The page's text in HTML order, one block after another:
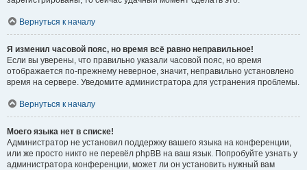
Вернуться к началу
Я изменил часовой пояс, но время всё равно неправильное!
Если вы уверены, что правильно указали часовой пояс, но время
отображается по-прежнему неверное, значит, неправильно установлено
время на сервере. Уведомите администратора для устранения проблемы.
Вернуться к началу
Моего языка нет в списке!
Администратор не установил поддержку вашего языка на конференции,
или же просто никто не перевёл phpBB на ваш язык. Попробуйте узнать у
администратора конференции, может ли он установить нужный вам